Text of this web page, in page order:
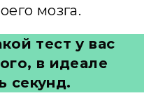
мозга.
тест у вас
в идеале
секунд.